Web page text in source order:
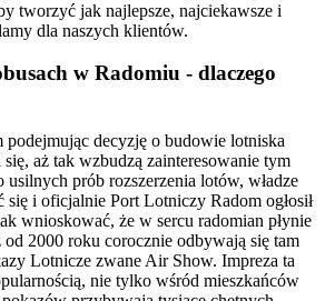
tworzyć jak najlepsze, najciekawsze i
dla naszych klientów.
w Radomiu - dlaczego
podejmując decyzję o budowie lotniska
aż tak wzbudzą zainteresowanie tym
prób rozszerzenia lotów, władze
się i oficjalnie Port Lotniczy Radom ogłosił
wnioskować, że w sercu radomian płynie
2000 roku corocznie odbywają się tam
Lotnicze zwane Air Show. Impreza ta
nie tylko wśród mieszkańców